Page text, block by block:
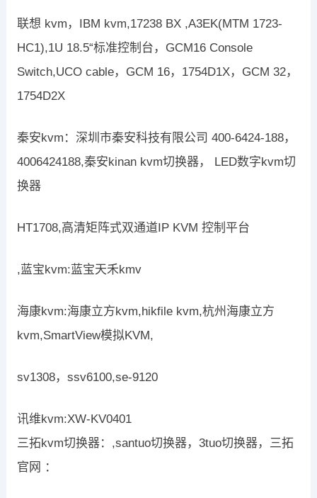
联想 kvm，IBM kvm,17238 BX ,A3EK(MTM 1723-
HC1),1U 18.5“标准控制台，GCM16 Console
Switch,UCO cable，GCM 16，1754D1X，GCM 32，
1754D2X
秦安kvm：深圳市秦安科技有限公司 400-6424-188，
4006424188,秦安kinan kvm切换器， LED数字kvm切
换器
HT1708,高清矩阵式双通道IP KVM 控制平台
,蓝宝kvm:蓝宝天禾kmv
海康kvm:海康立方kvm,hikfile kvm,杭州海康立方
kvm,SmartView模拟KVM,
sv1308，ssv6100,se-9120
讯维kvm:XW-KV0401
三拓kvm切换器：,santuo切换器，3tuo切换器，三拓
官网 ：